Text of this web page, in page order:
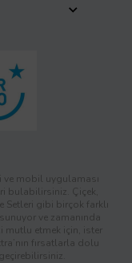
ve mobil uygulaması
bulabilirsiniz. Çiçek,
Setleri gibi birçok farklı
ve zamanında
mutlu etmek için, ister
fırsatlarla dolu